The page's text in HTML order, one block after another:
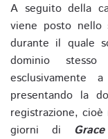
A seguito della
viene posto nello
durante il quale
dominio
esclusivamente
presentando la
registrazione, cioè
giorni di